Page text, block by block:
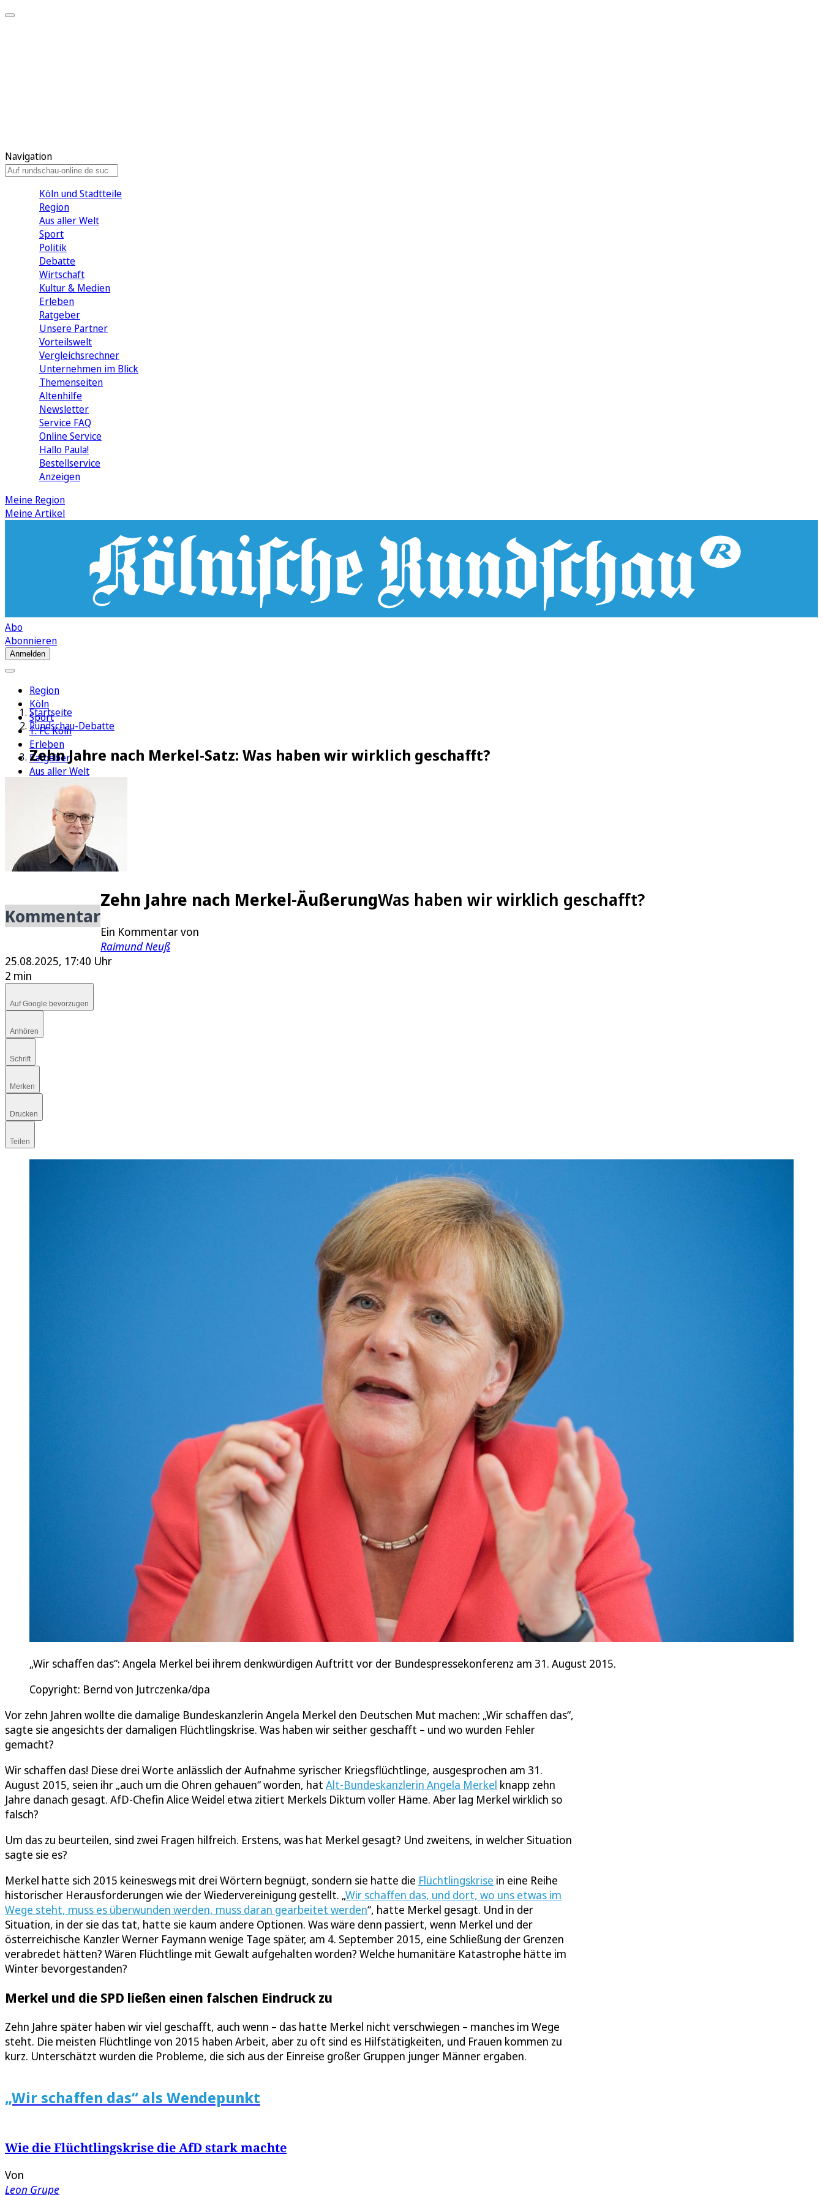
Navigation
Köln und Stadtteile
Region
Aus aller Welt
Sport
Politik
Debatte
Wirtschaft
Kultur & Medien
Erleben
Ratgeber
Unsere Partner
Vorteilswelt
Vergleichsrechner
Unternehmen im Blick
Themenseiten
Altenhilfe
Newsletter
Service FAQ
Online Service
Hallo Paula!
Bestellservice
Anzeigen
Meine Region
Meine Artikel
Abo
Abonnieren
Anmelden
Region
Köln
Sport
1. FC Köln
Erleben
Ratgeber
Aus aller Welt
Wirtschaft
Newsletter
E-Paper
Startseite
Rundschau-Debatte
Zehn Jahre nach Merkel-Satz: Was haben wir wirklich geschafft?
Kommentar
Zehn Jahre nach Merkel-ÄußerungWas haben wir wirklich geschafft?
Ein Kommentar von
Raimund Neuß
25.08.2025, 17:40 Uhr
2 min
Auf Google bevorzugen
Anhören
Schrift
Merken
Drucken
Teilen
„Wir schaffen das“: Angela Merkel bei ihrem denkwürdigen Auftritt vor der Bundespressekonferenz am 31. August 2015.
Copyright: Bernd von Jutrczenka/dpa
Vor zehn Jahren wollte die damalige Bundeskanzlerin Angela Merkel den Deutschen Mut machen: „Wir schaffen das“,
sagte sie angesichts der damaligen Flüchtlingskrise. Was haben wir seither geschafft – und wo wurden Fehler
gemacht?
Wir schaffen das! Diese drei Worte anlässlich der Aufnahme syrischer Kriegsflüchtlinge, ausgesprochen am 31.
August 2015, seien ihr „auch um die Ohren gehauen“ worden, hat Alt-Bundeskanzlerin Angela Merkel knapp zehn
Jahre danach gesagt. AfD-Chefin Alice Weidel etwa zitiert Merkels Diktum voller Häme. Aber lag Merkel wirklich so
falsch?
Um das zu beurteilen, sind zwei Fragen hilfreich. Erstens, was hat Merkel gesagt? Und zweitens, in welcher Situation
sagte sie es?
Merkel hatte sich 2015 keineswegs mit drei Wörtern begnügt, sondern sie hatte die Flüchtlingskrise in eine Reihe
historischer Herausforderungen wie der Wiedervereinigung gestellt. „Wir schaffen das, und dort, wo uns etwas im
Wege steht, muss es überwunden werden, muss daran gearbeitet werden“, hatte Merkel gesagt. Und in der
Situation, in der sie das tat, hatte sie kaum andere Optionen. Was wäre denn passiert, wenn Merkel und der
österreichische Kanzler Werner Faymann wenige Tage später, am 4. September 2015, eine Schließung der Grenzen
verabredet hätten? Wären Flüchtlinge mit Gewalt aufgehalten worden? Welche humanitäre Katastrophe hätte im
Winter bevorgestanden?
Merkel und die SPD ließen einen falschen Eindruck zu
Zehn Jahre später haben wir viel geschafft, auch wenn – das hatte Merkel nicht verschwiegen – manches im Wege
steht. Die meisten Flüchtlinge von 2015 haben Arbeit, aber zu oft sind es Hilfstätigkeiten, und Frauen kommen zu
kurz. Unterschätzt wurden die Probleme, die sich aus der Einreise großer Gruppen junger Männer ergaben.
„Wir schaffen das“ als Wendepunkt
Wie die Flüchtlingskrise die AfD stark machte
Von
Leon Grupe